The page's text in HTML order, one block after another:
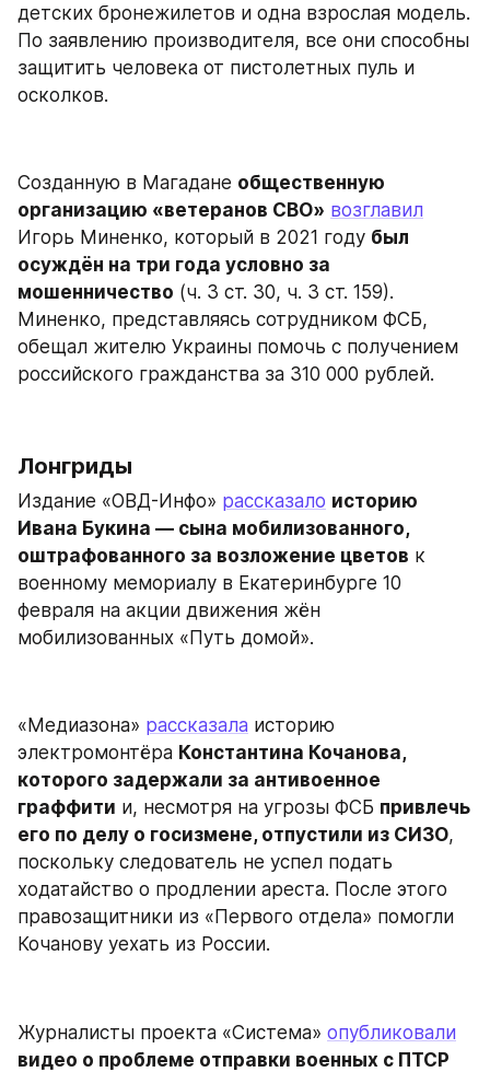
детских бронежилетов и одна взрослая модель.
По заявлению производителя, все они способны
защитить человека от пистолетных пуль и
осколков.
Созданную в Магадане общественную
организацию «ветеранов СВО» возглавил
Игорь Миненко, который в 2021 году был
осуждён на три года условно за
мошенничество (ч. 3 ст. 30, ч. 3 ст. 159).
Миненко, представляясь сотрудником ФСБ,
обещал жителю Украины помочь с получением
российского гражданства за 310 000 рублей.
Лонгриды
Издание «ОВД-Инфо» рассказало историю
Ивана Букина — сына мобилизованного,
оштрафованного за возложение цветов к
военному мемориалу в Екатеринбурге 10
февраля на акции движения жён
мобилизованных «Путь домой».
«Медиазона» рассказала историю
электромонтёра Константина Кочанова,
которого задержали за антивоенное
граффити и, несмотря на угрозы ФСБ привлечь
его по делу о госизмене, отпустили из СИЗО,
поскольку следователь не успел подать
ходатайство о продлении ареста. После этого
правозащитники из «Первого отдела» помогли
Кочанову уехать из России.
Журналисты проекта «Система» опубликовали
видео о проблеме отправки военных с ПТСР